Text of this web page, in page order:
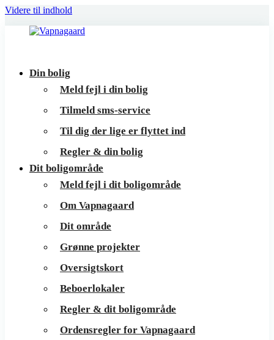
Videre til indhold
Vapnagaard
BoligerDin bolig
Meld fejl i din bolig
Tilmeld sms-service
Til dig der lige er flyttet ind
Regler & din bolig
Dit boligområde
Meld fejl i dit boligområde
Om Vapnagaard
Dit område
Grønne projekter
Oversigtskort
Beboerlokaler
Regler & dit boligområde
Ordensregler for Vapnagaard